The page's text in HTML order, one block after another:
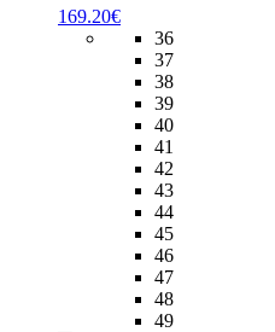
169.20€
36
37
38
39
40
41
42
43
44
45
46
47
48
49